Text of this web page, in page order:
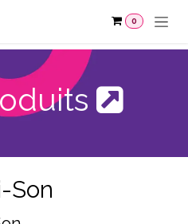
0
Son